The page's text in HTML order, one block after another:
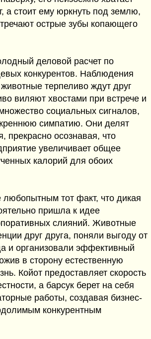
а стоит ему юркнуть под землю,
острые зубы копающего
деловой расчет по
конкурентов. Наблюдения
терпеливо ждут друг
виляют хвостами при встрече и
социальных сигналов,
симпатию. Они делят
прекрасно осознавая, что
увеличивает общее
калорий для обоих
любопытным тот факт, что дикая
пришла к идее
слияний. Животные
друг друга, поняли выгоду от
и организовали эффективный
в сторону естественную
Койот предоставляет скорость
а барсук берет на себя
работы, создавая бизнес-
конкурентным